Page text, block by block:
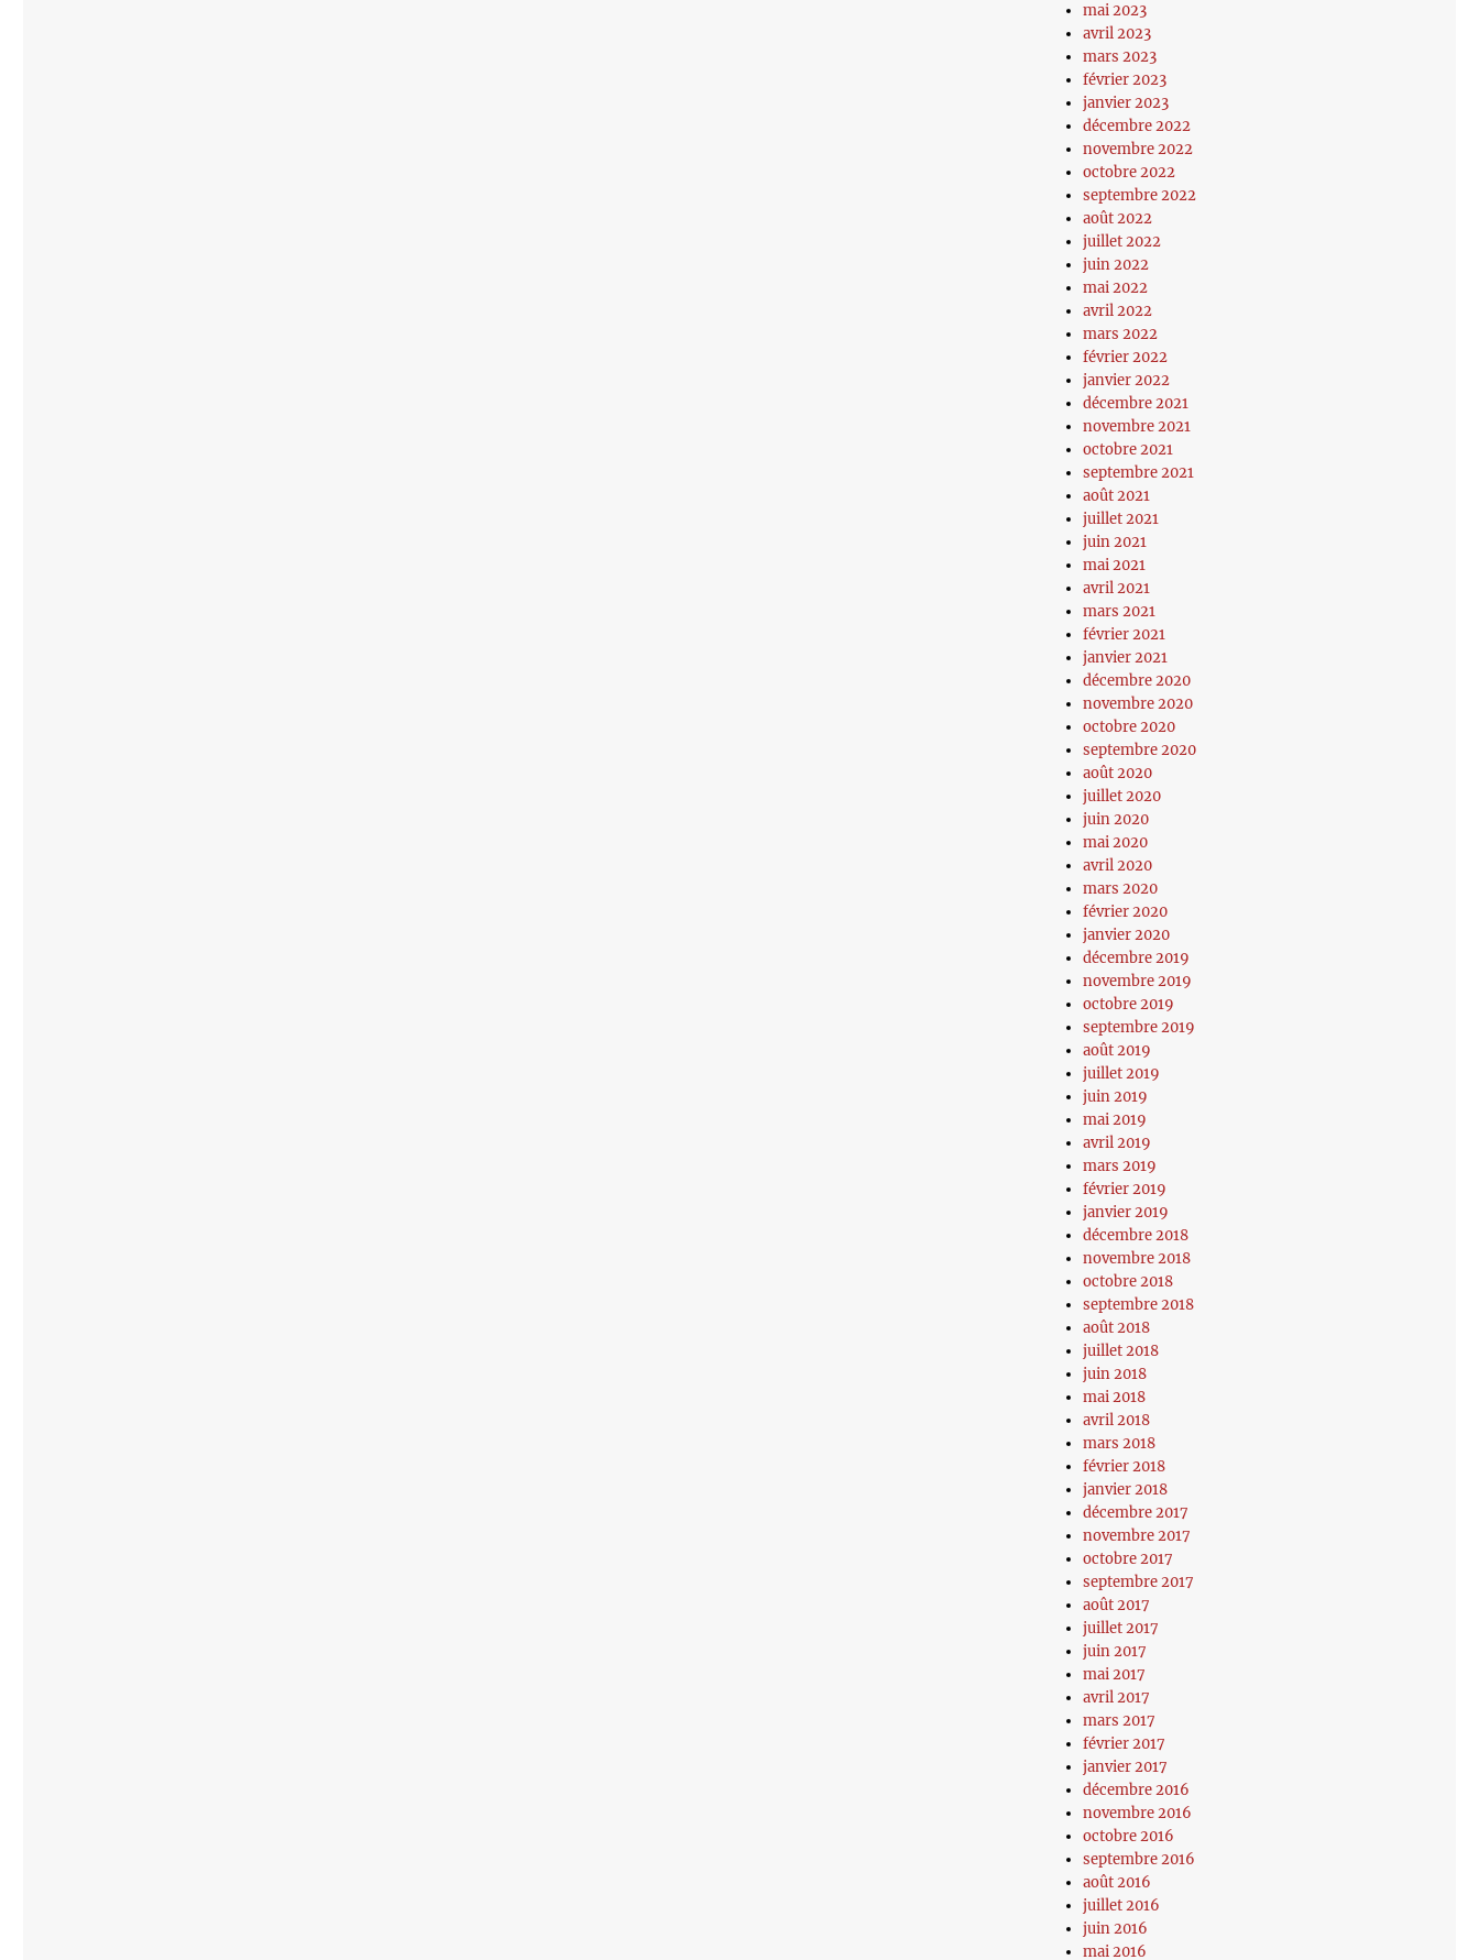
mai 2023
avril 2023
mars 2023
février 2023
janvier 2023
décembre 2022
novembre 2022
octobre 2022
septembre 2022
août 2022
juillet 2022
juin 2022
mai 2022
avril 2022
mars 2022
février 2022
janvier 2022
décembre 2021
novembre 2021
octobre 2021
septembre 2021
août 2021
juillet 2021
juin 2021
mai 2021
avril 2021
mars 2021
février 2021
janvier 2021
décembre 2020
novembre 2020
octobre 2020
septembre 2020
août 2020
juillet 2020
juin 2020
mai 2020
avril 2020
mars 2020
février 2020
janvier 2020
décembre 2019
novembre 2019
octobre 2019
septembre 2019
août 2019
juillet 2019
juin 2019
mai 2019
avril 2019
mars 2019
février 2019
janvier 2019
décembre 2018
novembre 2018
octobre 2018
septembre 2018
août 2018
juillet 2018
juin 2018
mai 2018
avril 2018
mars 2018
février 2018
janvier 2018
décembre 2017
novembre 2017
octobre 2017
septembre 2017
août 2017
juillet 2017
juin 2017
mai 2017
avril 2017
mars 2017
février 2017
janvier 2017
décembre 2016
novembre 2016
octobre 2016
septembre 2016
août 2016
juillet 2016
juin 2016
mai 2016